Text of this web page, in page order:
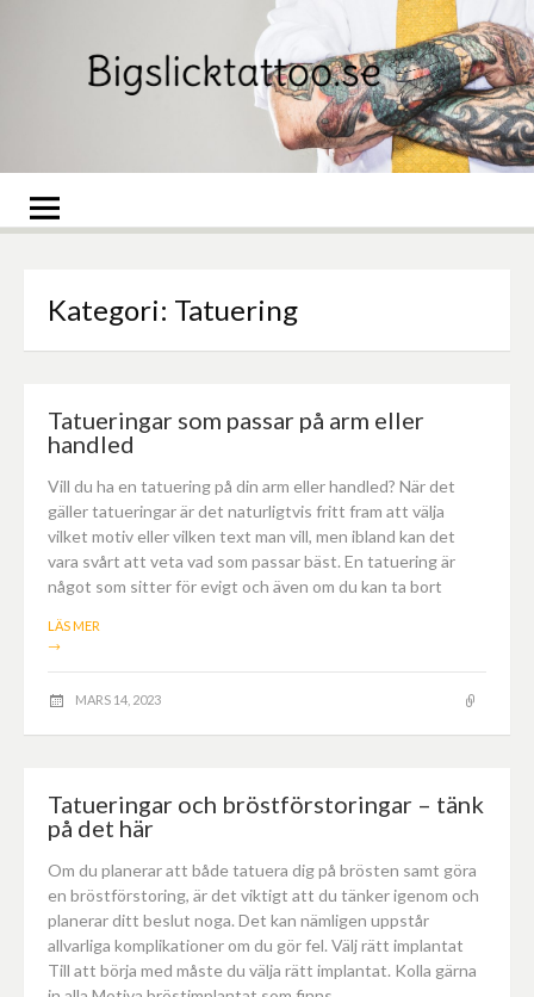
Bigslicktattoo.se
Kategori: Tatuering
Tatueringar som passar på arm eller
handled
Vill du ha en tatuering på din arm eller handled? När det
gäller tatueringar är det naturligtvis fritt fram att välja
vilket motiv eller vilken text man vill, men ibland kan det
vara svårt att veta vad som passar bäst. En tatuering är
något som sitter för evigt och även om du kan ta bort
LÄS MER
→
MARS 14, 2023
Tatueringar och bröstförstoringar – tänk
på det här
Om du planerar att både tatuera dig på brösten samt göra
en bröstförstoring, är det viktigt att du tänker igenom och
planerar ditt beslut noga. Det kan nämligen uppstår
allvarliga komplikationer om du gör fel. Välj rätt implantat
Till att börja med måste du välja rätt implantat. Kolla gärna